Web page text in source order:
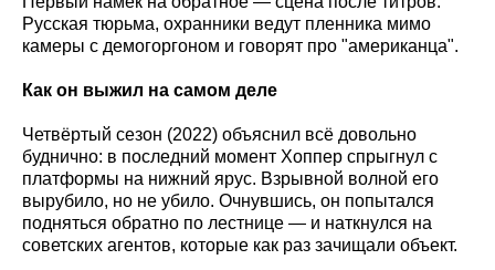
Русская тюрьма, охранники ведут пленника мимо
камеры с демогоргоном и говорят про "американца".
Как он выжил на самом деле
Четвёртый сезон (2022) объяснил всё довольно
буднично: в последний момент Хоппер спрыгнул с
платформы на нижний ярус. Взрывной волной его
вырубило, но не убило. Очнувшись, он попытался
подняться обратно по лестнице — и наткнулся на
советских агентов, которые как раз зачищали объект.